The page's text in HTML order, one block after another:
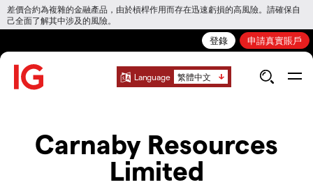
差價合約為複雜的金融產品，由於槓桿作用而存在迅速虧損的高風險。請確保自
己全面了解其中涉及的風險。
登錄 申請真實賬戶
Language 繁體中文
Carnaby Resources
Limited